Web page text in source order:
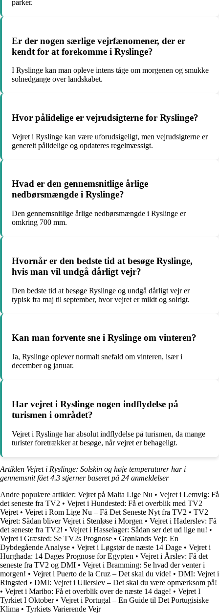
parker.
Er der nogen særlige vejrfænomener, der er
kendt for at forekomme i Ryslinge?
I Ryslinge kan man opleve intens tåge om morgenen og smukke
solnedgange over landskabet.
Hvor pålidelige er vejrudsigterne for Ryslinge?
Vejret i Ryslinge kan være uforudsigeligt, men vejrudsigterne er
generelt pålidelige og opdateres regelmæssigt.
Hvad er den gennemsnitlige årlige
nedbørsmængde i Ryslinge?
Den gennemsnitlige årlige nedbørsmængde i Ryslinge er
omkring 700 mm.
Hvornår er den bedste tid at besøge Ryslinge,
hvis man vil undgå dårligt vejr?
Den bedste tid at besøge Ryslinge og undgå dårligt vejr er
typisk fra maj til september, hvor vejret er mildt og solrigt.
Kan man forvente sne i Ryslinge om vinteren?
Ja, Ryslinge oplever normalt snefald om vinteren, især i
december og januar.
Har vejret i Ryslinge nogen indflydelse på
turismen i området?
Vejret i Ryslinge har absolut indflydelse på turismen, da mange
turister foretrækker at besøge, når vejret er behageligt.
Artiklen Vejret i Ryslinge: Solskin og høje temperaturer har i
gennemsnit fået4.3 stjerner baseret på 24 anmeldelser
Andre populære artikler: Vejret på Malta Lige Nu • Vejret i Lemvig: Få
det seneste fra TV2 • Vejret i Hundested: Få et overblik med TV2
Vejret • Vejret i Rom Lige Nu – Få Det Seneste Nyt fra TV2 • TV2
Vejret: Sådan bliver Vejret i Stenløse i Morgen • Vejret i Haderslev: Få
det seneste fra TV2! • Vejret i Hasselager: Sådan ser det ud lige nu! •
Vejret i Græsted: Se TV2s Prognose • Grønlands Vejr: En
Dybdegående Analyse • Vejret i Løgstør de næste 14 Dage • Vejret i
Hurghada: 14 Dages Prognose for Egypten • Vejret i Årslev: Få det
seneste fra TV2 og DMI • Vejret i Bramming: Se hvad der venter i
morgen! • Vejret i Puerto de la Cruz – Det skal du vide! • DMI: Vejret i
Ringsted • DMI: Vejret i Ullerslev – Det skal du være opmærksom på!
• Vejret i Maribo: Få et overblik over de næste 14 dage! • Vejret I
Tyrkiet I Oktober• Vejret i Portugal – En Guide til Det Portugisiske
Klima • Tyrkiets Varierende Vejr